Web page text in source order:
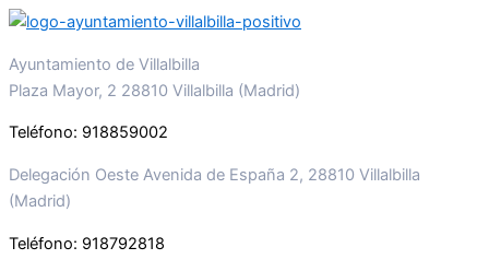
Ayuntamiento de Villalbilla
Plaza Mayor, 2 28810 Villalbilla (Madrid)
Teléfono: 918859002
Delegación Oeste Avenida de España 2, 28810 Villalbilla
(Madrid)
Teléfono: 918792818